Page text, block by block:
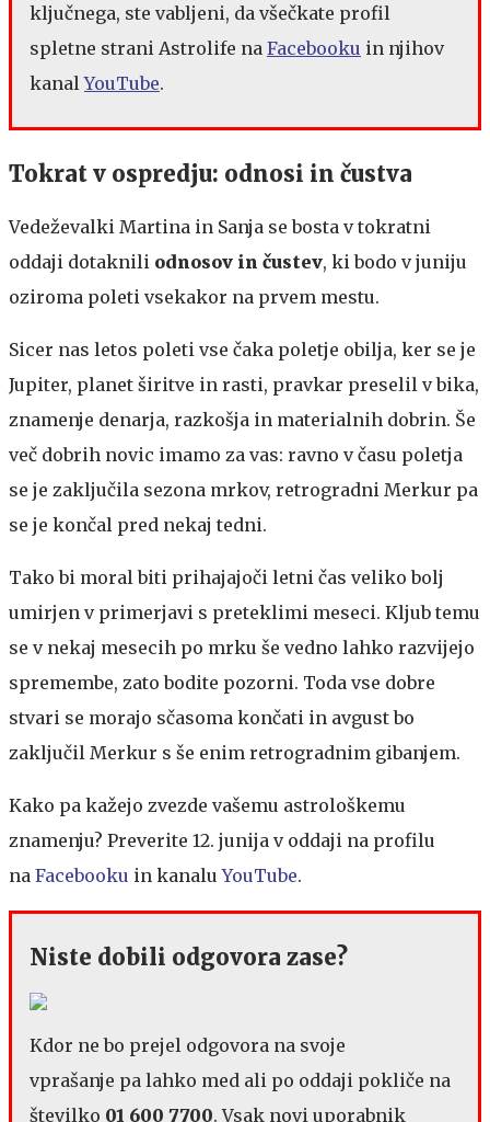
ključnega, ste vabljeni, da všečkate profil
spletne strani Astrolife na Facebooku in njihov
kanalYouTube.
Tokrat v ospredju: odnosi in čustva
Vedeževalki Martina in Sanja se bosta v tokratni
oddaji dotaknili odnosov in čustev, ki bodo v juniju
oziroma poleti vsekakor na prvem mestu.
Sicer nas letos poleti vse čaka poletje obilja, ker se je
Jupiter, planet širitve in rasti, pravkar preselil v bika,
znamenje denarja, razkošja in materialnih dobrin. Še
več dobrih novic imamo za vas: ravno v času poletja
se je zaključila sezona mrkov, retrogradni Merkur pa
se je končal pred nekaj tedni.
Tako bi moral biti prihajajoči letni čas veliko bolj
umirjen v primerjavi s preteklimi meseci. Kljub temu
se v nekaj mesecih po mrku še vedno lahko razvijejo
spremembe, zato bodite pozorni. Toda vse dobre
stvari se morajo sčasoma končati in avgust bo
zaključil Merkur s še enim retrogradnim gibanjem.
Kako pa kažejo zvezde vašemu astrološkemu
znamenju? Preverite 12. junija v oddaji na profilu
na Facebooku in kanaluYouTube.
Niste dobili odgovora zase?
Kdor ne bo prejel odgovora na svoje
vprašanje pa lahko med ali po oddaji pokliče na
številko 01 600 7700. Vsak novi uporabnik